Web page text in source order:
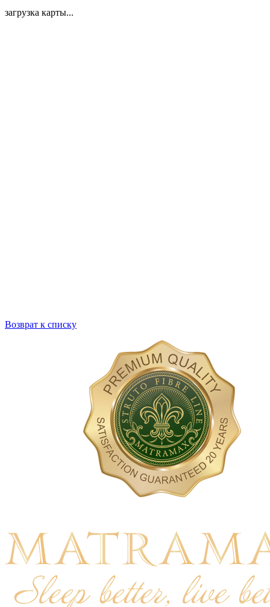
загрузка карты...
Возврат к списку